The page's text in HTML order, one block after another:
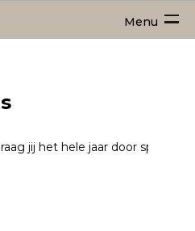
Menu
jij het hele jaar door